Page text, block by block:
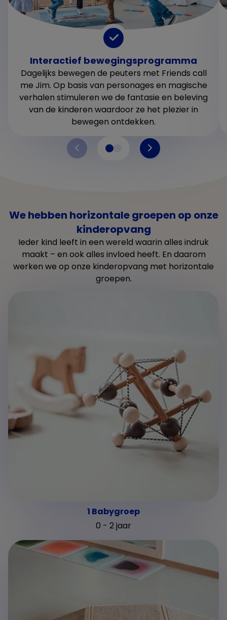
Interactief bewegingsprogramma
Dagelijks bewegen de peuters met Friends call
me Jim. Op basis van personages en magische
verhalen stimuleren we de fantasie en beleving
van de kinderen waardoor ze het plezier in
bewegen ontdekken.
We hebben horizontale groepen op onze
kinderopvang
Ieder kind leeft in een wereld waarin alles indruk
maakt – en ook alles invloed heeft. En daarom
werken we op onze kinderopvang met horizontale
groepen.
1 Babygroep
0 - 2 jaar